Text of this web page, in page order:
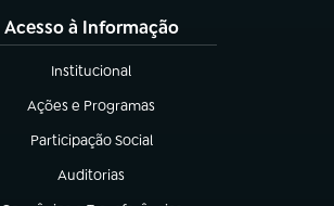
Acesso à Informação
Institucional
(abre em nova aba)
Ações e Programas
(abre em nova aba)
Participação Social
(abre em nova aba)
Auditorias
(abre em nova aba)